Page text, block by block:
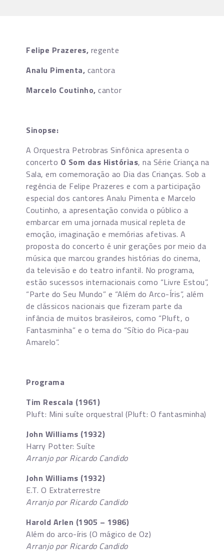
Felipe Prazeres, regente
Analu Pimenta, cantora
Marcelo Coutinho, cantor
Sinopse:
A Orquestra Petrobras Sinfônica apresenta o
concerto O Som das Histórias, na Série Criança na
Sala, em comemoração ao Dia das Crianças. Sob a
regência de Felipe Prazeres e com a participação
especial dos cantores Analu Pimenta e Marcelo
Coutinho, a apresentação convida o público a
embarcar em uma jornada musical repleta de
emoção, imaginação e memórias afetivas. A
proposta do concerto é unir gerações por meio da
música que marcou grandes histórias do cinema,
da televisão e do teatro infantil. No programa,
estão sucessos internacionais como “Livre Estou”,
“Parte do Seu Mundo” e “Além do Arco-Íris”, além
de clássicos nacionais que fizeram parte da
infância de muitos brasileiros, como “Pluft, o
Fantasminha” e o tema do “Sítio do Pica-pau
Amarelo”.
Programa
Tim Rescala (1961)
Pluft: Mini suíte orquestral (Pluft: O fantasminha)
John Williams (1932)
Harry Potter: Suíte
Arranjo por Ricardo Candido
John Williams (1932)
E.T. O Extraterrestre
Arranjo por Ricardo Candido
Harold Arlen (1905 – 1986)
Além do arco-íris (O mágico de Oz)
Arranjo por Ricardo Candido